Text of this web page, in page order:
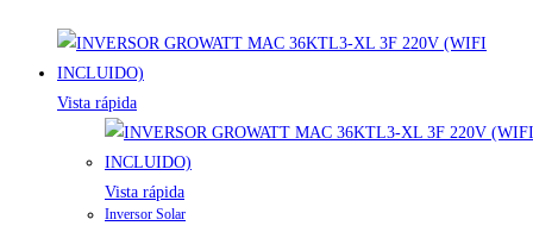
Vista rápida
Vista rápida
Inversor Solar